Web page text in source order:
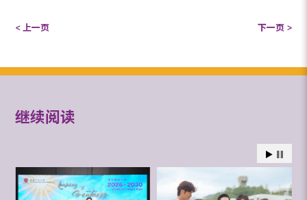
< 上一页 下一页 >
继续阅读